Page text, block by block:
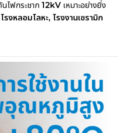
ไฟกระชาก 12kV เหมาะอย่างยิ่ง
งหลอมโลหะ, โรงงานเซรามิก